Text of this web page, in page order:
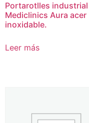
Portarotlles industrial
Mediclinics Aura acer
inoxidable.
Leer más